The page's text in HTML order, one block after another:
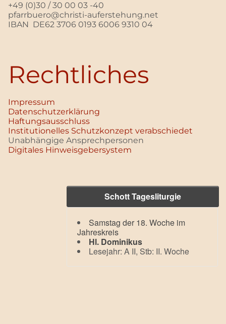
+49 (0)30 / 30 00 03 -40
pfarrbuero@christi-auferstehung.net
IBAN DE62 3706 0193 6006 9310 04
Rechtliches
Impressum
Datenschutz­erklärung
Haftungsausschluss
Institutionelles Schutzkonzept verabschiedet
Unabhängige Ansprechpersonen
Digitales Hinweisgebersystem
Schott Tagesliturgie
Samstag der 18. Woche im
Jahreskreis
Hl. Dominikus
Lesejahr: A II, Stb: II. Woche